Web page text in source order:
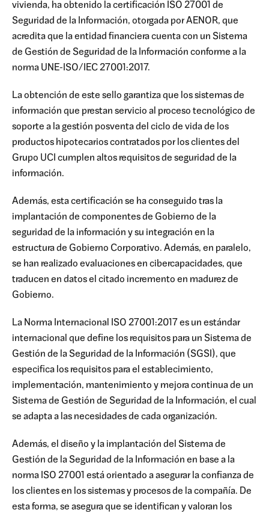
vivienda, ha obtenido la certificación ISO 27001 de
Seguridad de la Información, otorgada por AENOR, que
acredita que la entidad financiera cuenta con un Sistema
de Gestión de Seguridad de la Información conforme a la
norma UNE-ISO/IEC 27001:2017.
La obtención de este sello garantiza que los sistemas de
información que prestan servicio al proceso tecnológico de
soporte a la gestión posventa del ciclo de vida de los
productos hipotecarios contratados por los clientes del
Grupo UCI cumplen altos requisitos de seguridad de la
información.
Además, esta certificación se ha conseguido tras la
implantación de componentes de Gobierno de la
seguridad de la información y su integración en la
estructura de Gobierno Corporativo. Además, en paralelo,
se han realizado evaluaciones en cibercapacidades, que
traducen en datos el citado incremento en madurez de
Gobierno.
La Norma Internacional ISO 27001:2017 es un estándar
internacional que define los requisitos para un Sistema de
Gestión de la Seguridad de la Información (SGSI), que
especifica los requisitos para el establecimiento,
implementación, mantenimiento y mejora continua de un
Sistema de Gestión de Seguridad de la Información, el cual
se adapta a las necesidades de cada organización.
Además, el diseño y la implantación del Sistema de
Gestión de la Seguridad de la Información en base a la
norma ISO 27001 está orientado a asegurar la confianza de
los clientes en los sistemas y procesos de la compañía. De
esta forma, se asegura que se identifican y valoran los